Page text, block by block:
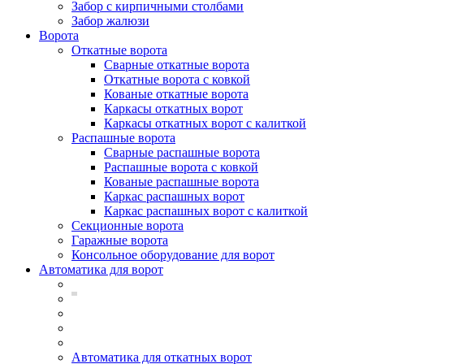
Забор с кирпичными столбами
Забор жалюзи
Ворота
Откатные ворота
Сварные откатные ворота
Откатные ворота с ковкой
Кованые откатные ворота
Каркасы откатных ворот
Каркасы откатных ворот с калиткой
Распашные ворота
Сварные распашные ворота
Распашные ворота с ковкой
Кованые распашные ворота
Каркас распашных ворот
Каркас распашных ворот с калиткой
Секционные ворота
Гаражные ворота
Консольное оборудование для ворот
Автоматика для ворот
Автоматика для откатных ворот